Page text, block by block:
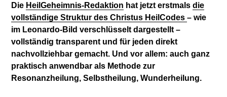
Die HeilGeheimnis-Redaktion hat jetzt erstmalsdie
vollständige Struktur des Christus HeilCodes– wie
im Leonardo-Bild verschlüsselt dargestellt –
vollständig transparent und für jeden direkt
nachvollziehbar gemacht. Und vor allem: auch ganz
praktisch anwendbar als Methode zur
Resonanzheilung, Selbstheilung, Wunderheilung.